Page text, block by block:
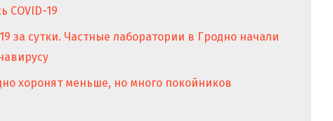
COVID-19
за сутки. Частные лаборатории в Гродно начали
хоронят меньше, но много покойников